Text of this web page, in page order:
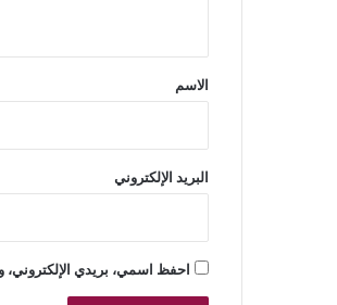
*
الاسم
البريد الإلكتروني
احفظ اسمي، بريدي الإلكتروني،